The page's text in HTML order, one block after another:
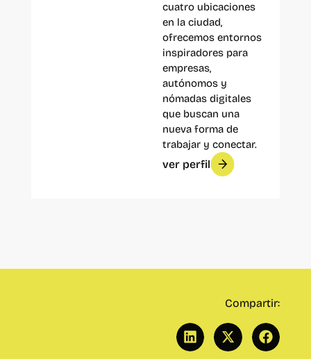
cuatro ubicaciones
en la ciudad,
ofrecemos entornos
inspiradores para
empresas,
autónomos y
nómadas digitales
que buscan una
nueva forma de
trabajar y conectar.
ver perfil
Compartir: